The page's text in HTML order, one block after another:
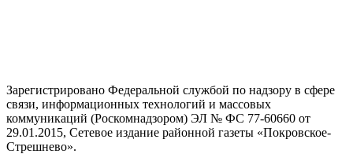
Зарегистрировано Федеральной службой по надзору в сфере
связи, информационных технологий и массовых
коммуникаций (Роскомнадзором) ЭЛ № ФС 77-60660 от
29.01.2015, Сетевое издание районной газеты «Покровское-
Стрешнево».